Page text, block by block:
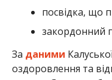
посвідка, що
закордонний
За даними
оздоровлення та